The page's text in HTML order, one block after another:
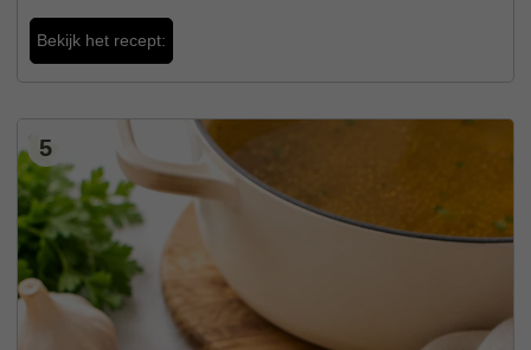
Bekijk het recept:
5